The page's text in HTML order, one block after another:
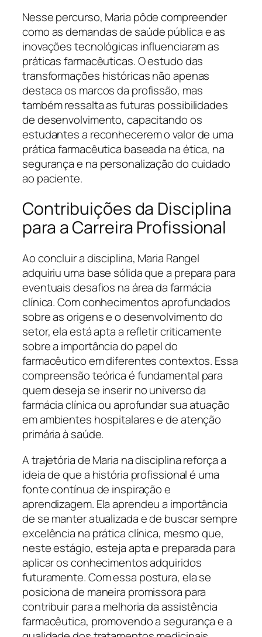
Nesse percurso, Maria pôde compreender
como as demandas de saúde pública e as
inovações tecnológicas influenciaram as
práticas farmacêuticas. O estudo das
transformações históricas não apenas
destaca os marcos da profissão, mas
também ressalta as futuras possibilidades
de desenvolvimento, capacitando os
estudantes a reconhecerem o valor de uma
prática farmacêutica baseada na ética, na
segurança e na personalização do cuidado
ao paciente.
Contribuições da Disciplina
para a Carreira Profissional
Ao concluir a disciplina, Maria Rangel
adquiriu uma base sólida que a prepara para
eventuais desafios na área da farmácia
clínica. Com conhecimentos aprofundados
sobre as origens e o desenvolvimento do
setor, ela está apta a refletir criticamente
sobre a importância do papel do
farmacêutico em diferentes contextos. Essa
compreensão teórica é fundamental para
quem deseja se inserir no universo da
farmácia clínica ou aprofundar sua atuação
em ambientes hospitalares e de atenção
primária à saúde.
A trajetória de Maria na disciplina reforça a
ideia de que a história profissional é uma
fonte contínua de inspiração e
aprendizagem. Ela aprendeu a importância
de se manter atualizada e de buscar sempre
excelência na prática clínica, mesmo que,
neste estágio, esteja apta e preparada para
aplicar os conhecimentos adquiridos
futuramente. Com essa postura, ela se
posiciona de maneira promissora para
contribuir para a melhoria da assistência
farmacêutica, promovendo a segurança e a